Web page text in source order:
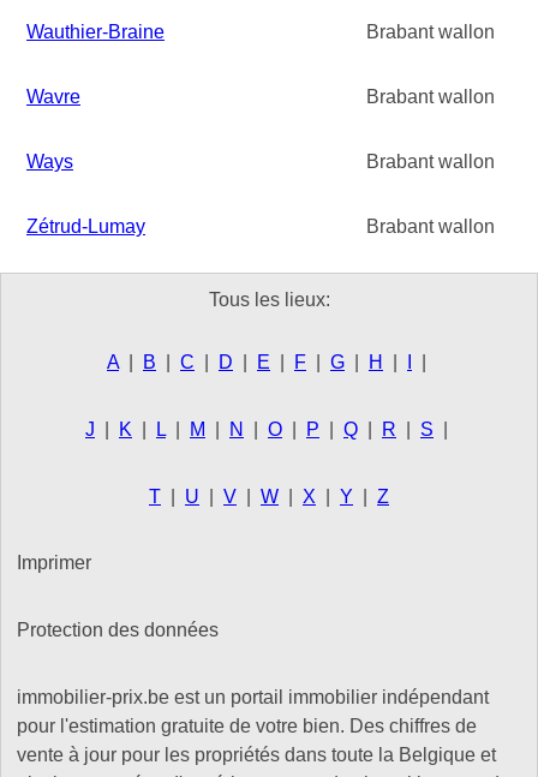
Wauthier-Braine Brabant wallon
Wavre Brabant wallon
Ways Brabant wallon
Zétrud-Lumay Brabant wallon
Tous les lieux:
A B C D E F G H
J K L M N O P Q R S
T U V W X Y Z
Imprimer
Protection des données
immobilier-prix.be est un portail immobilier indépendant
pour l'estimation gratuite de votre bien. Des chiffres de
vente à jour pour les propriétés dans toute la Belgique et